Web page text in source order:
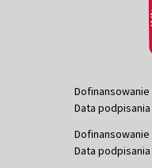
Dofinansowanie
Data podpisania
Dofinansowanie
Data podpisania